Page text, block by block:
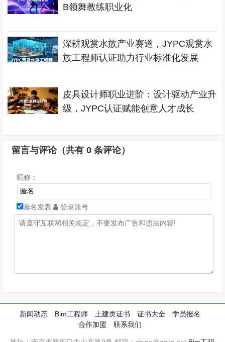
B领舞教练职业化
深耕观赏水族产业赛道，JYPC观赏水
族工程师认证助力行业标准化发展
皮具设计师职业进阶：设计驱动产业升
级，JYPC认证赋能创意人才成长
留言与评论（共有0 条评论）
昵称：
匿名发表 登录账号
新闻动态 Bim工程师 土建类证书 证书大全
学员报名
合作加盟
联系我们